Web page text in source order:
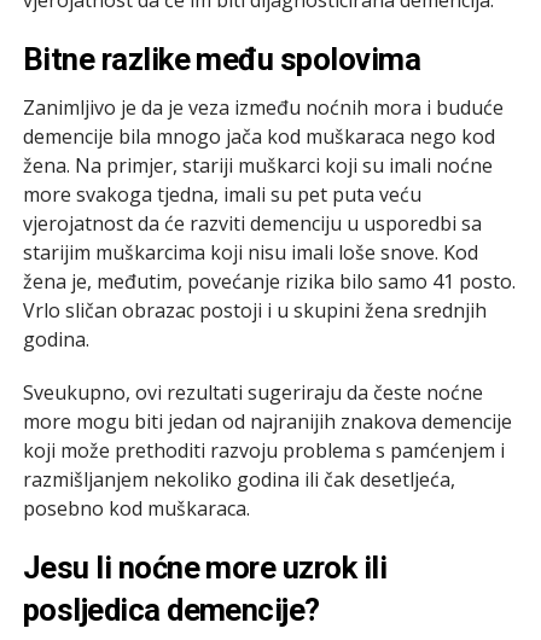
Bitne razlike među spolovima
Zanimljivo je da je veza između noćnih mora i buduće
demencije bila mnogo jača kod muškaraca nego kod
žena. Na primjer, stariji muškarci koji su imali noćne
more svakoga tjedna, imali su pet puta veću
vjerojatnost da će razviti demenciju u usporedbi sa
starijim muškarcima koji nisu imali loše snove. Kod
žena je, međutim, povećanje rizika bilo samo 41 posto.
Vrlo sličan obrazac postoji i u skupini žena srednjih
godina.
Sveukupno, ovi rezultati sugeriraju da česte noćne
more mogu biti jedan od najranijih znakova demencije
koji može prethoditi razvoju problema s pamćenjem i
razmišljanjem nekoliko godina ili čak desetljeća,
posebno kod muškaraca.
Jesu li noćne more uzrok ili
posljedica demencije?